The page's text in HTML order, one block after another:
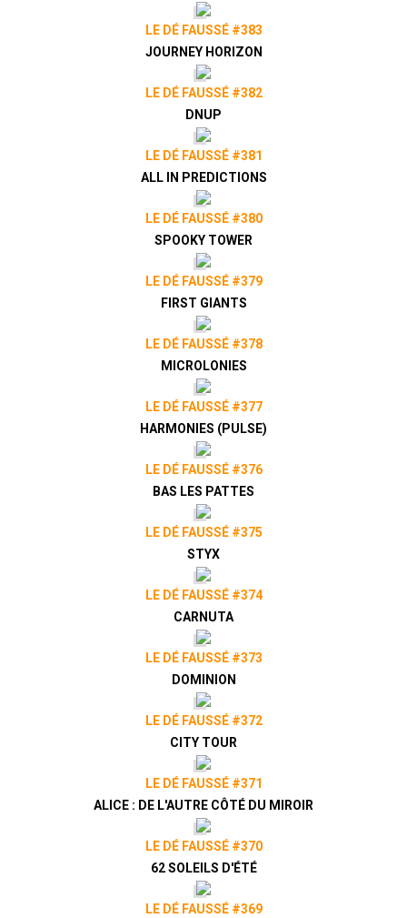
LE DÉ FAUSSÉ #383
JOURNEY HORIZON
LE DÉ FAUSSÉ #382
DNUP
LE DÉ FAUSSÉ #381
ALL IN PREDICTIONS
LE DÉ FAUSSÉ #380
SPOOKY TOWER
LE DÉ FAUSSÉ #379
FIRST GIANTS
LE DÉ FAUSSÉ #378
MICROLONIES
LE DÉ FAUSSÉ #377
HARMONIES (PULSE)
LE DÉ FAUSSÉ #376
BAS LES PATTES
LE DÉ FAUSSÉ #375
STYX
LE DÉ FAUSSÉ #374
CARNUTA
LE DÉ FAUSSÉ #373
DOMINION
LE DÉ FAUSSÉ #372
CITY TOUR
LE DÉ FAUSSÉ #371
ALICE : DE L'AUTRE CÔTÉ DU MIROIR
LE DÉ FAUSSÉ #370
62 SOLEILS D'ÉTÉ
LE DÉ FAUSSÉ #369